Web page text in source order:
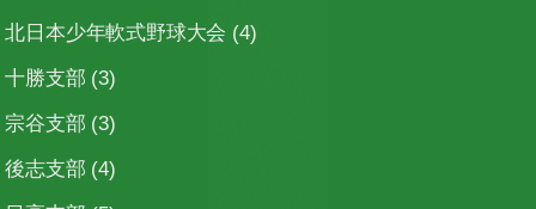
北日本少年軟式野球大会 (4)
十勝支部 (3)
宗谷支部 (3)
後志支部 (4)